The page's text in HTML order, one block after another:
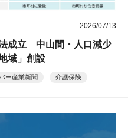
2026/07/13
成立 中山間・人口減少
域」創設
ー産業新聞 介護保険